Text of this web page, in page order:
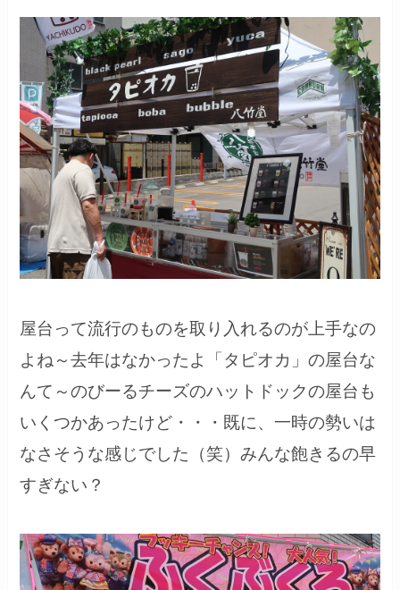
屋台って流行のものを取り入れるのが上手なの
よね～去年はなかったよ「タピオカ」の屋台な
んて～のびーるチーズのハットドックの屋台も
いくつかあったけど・・・既に、一時の勢いは
なさそうな感じでした（笑）みんな飽きるの早
すぎない？